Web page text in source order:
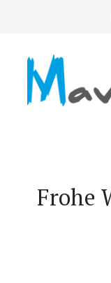
Frohe